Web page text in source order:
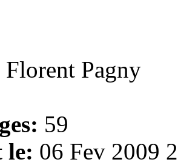
Florent Pagny
59
le: 06 Fev 2009